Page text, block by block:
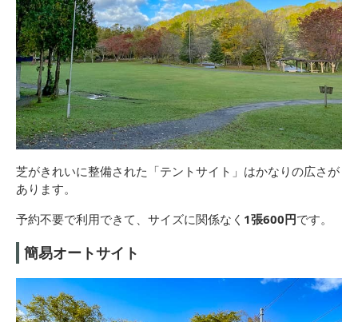
芝がきれいに整備された「テントサイト」はかなりの広さが
あります。
予約不要で利用できて、サイズに関係なく 1張600円です。
簡易オートサイト